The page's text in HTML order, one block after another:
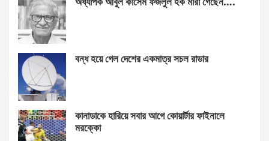
বন্ধ হয়ে গেল দেশের একমাত্র সচল রাডার
কানাডাকে হারিয়ে সবার আগে কোয়ার্টার ফাইনালে
মরক্কো